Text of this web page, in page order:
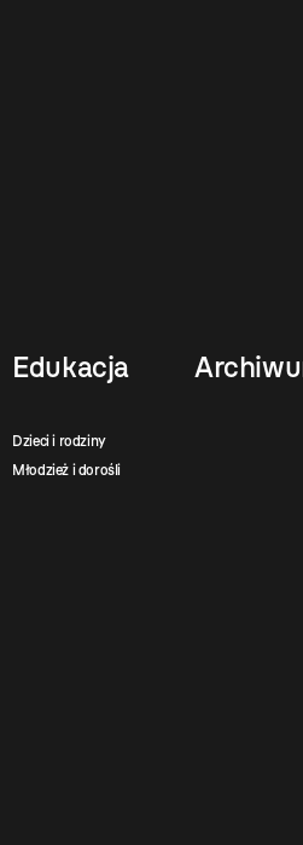
Edukacja
Dzieci i rodziny
Młodzież i dorośli